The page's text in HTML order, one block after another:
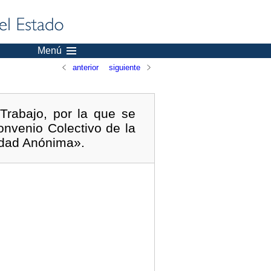
Menú
anterior siguiente
por la que se
Colectivo de la
Anónima».